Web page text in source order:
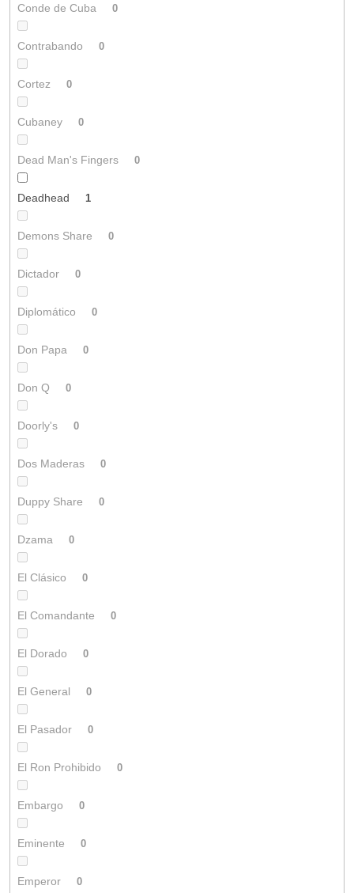
Conde de Cuba 0
Contrabando 0
Cortez 0
Cubaney 0
Dead Man's Fingers 0
Deadhead 1
Demons Share 0
Dictador 0
Diplomático 0
Don Papa 0
Don Q 0
Doorly's 0
Dos Maderas 0
Duppy Share 0
Dzama 0
El Clásico 0
El Comandante 0
El Dorado 0
El General 0
El Pasador 0
El Ron Prohibido 0
Embargo 0
Eminente 0
Emperor 0